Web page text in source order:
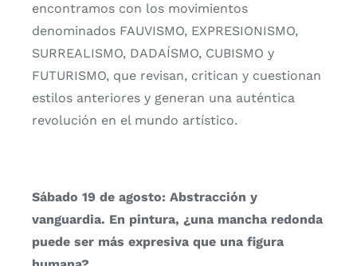
encontramos con los movimientos
denominados FAUVISMO, EXPRESIONISMO,
SURREALISMO, DADAÍSMO, CUBISMO y
FUTURISMO, que revisan, critican y cuestionan
estilos anteriores y generan una auténtica
revolución en el mundo artístico.
Sábado 19 de agosto: Abstracción y
vanguardia. En pintura, ¿una mancha redonda
puede ser más expresiva que una figura